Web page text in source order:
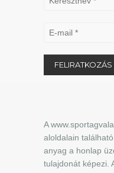
A
aloldalain
anyag a honlap
tulajdonát képezi.